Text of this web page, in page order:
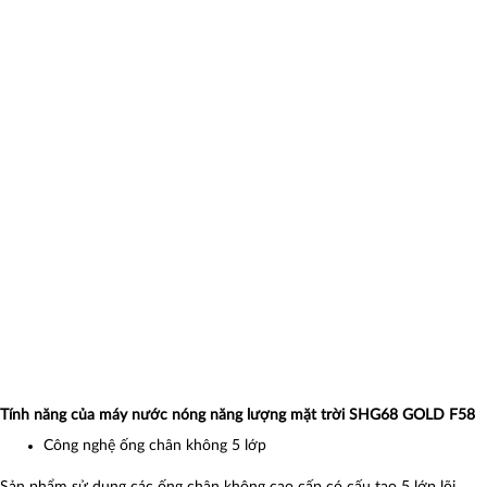
Tính năng của máy nước nóng năng lượng mặt trời SHG68 GOLD F58
Công nghệ ống chân không 5 lớp